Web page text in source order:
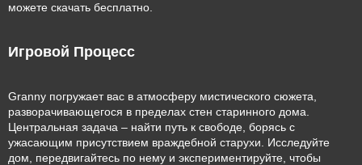
можете скачать бесплатно.
Игровой Процесс
Granny погружает вас в атмосферу мистического сюжета,
разворачивающегося в пределах стен старинного дома.
Центральная задача – найти путь к свободе, борясь с
ужасающим присутствием враждебной старухи. Исследуйте
дом, передвигайтесь по нему и экспериментируйте, чтобы